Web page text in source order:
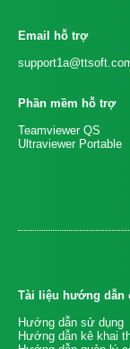
Email hỗ trợ
Phần mềm hỗ trợ
Teamviewer QS
Ultraviewer Portable
Tài liệu hướng dẫn
Hướng dẫn sử dụng
Hướng dẫn kê khai